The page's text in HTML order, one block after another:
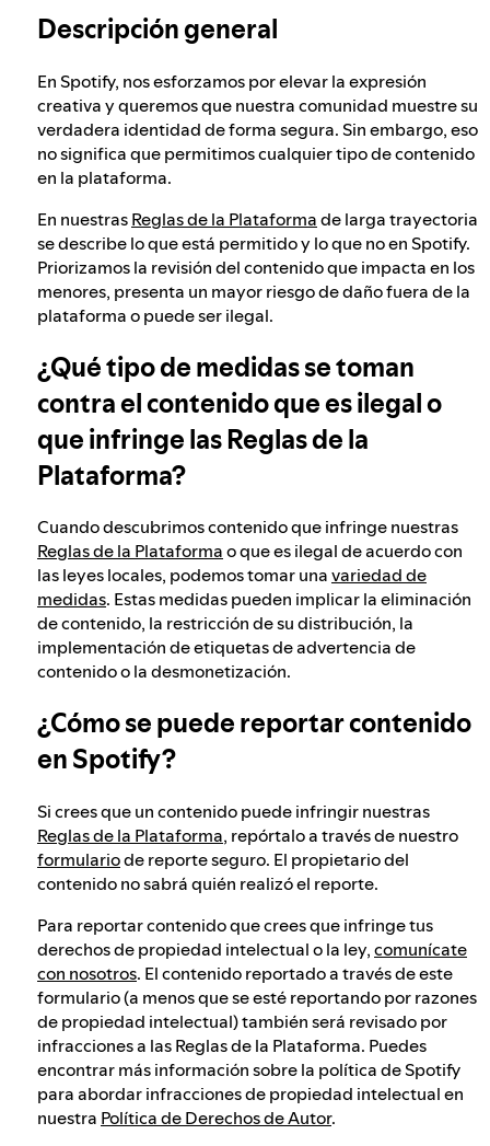
Nuestro enfoque ante el contenido peligroso
y engañoso
Nuestro enfoque ante el extremismo violento
Comprender las recomendaciones
Descripción general
En Spotify, nos esforzamos por elevar la expresión
creativa y queremos que nuestra comunidad muestre su
verdadera identidad de forma segura. Sin embargo, eso
no significa que permitimos cualquier tipo de contenido
en la plataforma.
En nuestrasReglas de la Plataformade larga trayectoria
se describe lo que está permitido y lo que no en Spotify.
Priorizamos la revisión del contenido que impacta en los
menores, presenta un mayor riesgo de daño fuera de la
plataforma o puede ser ilegal.
¿Qué tipo de medidas se toman
contra el contenido que es ilegal o
que infringe las Reglas de la
Plataforma?
Cuando descubrimos contenido que infringe nuestras
Reglas de la Plataformao que es ilegal de acuerdo con
las leyes locales, podemos tomar unavariedad de
medidas. Estas medidas pueden implicar la eliminación
de contenido, la restricción de su distribución, la
implementación de etiquetas de advertencia de
contenido o la desmonetización.
¿Cómo se puede reportar contenido
en Spotify?
Si crees que un contenido puede infringir nuestras
Reglas de la Plataforma, repórtalo a través de nuestro
formulariode reporte seguro. El propietario del
contenido no sabrá quién realizó el reporte.
Para reportar contenido que crees que infringe tus
derechos de propiedad intelectual o la ley,comunícate
con nosotros. El contenido reportado a través de este
formulario (a menos que se esté reportando por razones
de propiedad intelectual) también será revisado por
infracciones a las Reglas de la Plataforma. Puedes
encontrar más información sobre la política de Spotify
para abordar infracciones de propiedad intelectual en
nuestra Política de Derechos de Autor.